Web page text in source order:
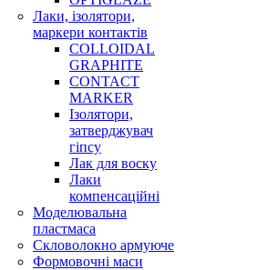
Лаки, ізолятори,
маркери контактів
COLLOIDAL
GRAPHITE
CONTACT
MARKER
Ізолятори,
затверджувач
гіпсу
Лак для воску
Лаки
компенсаційні
Моделювальна
пластмаса
Скловолокно армуюче
Формовочні маси